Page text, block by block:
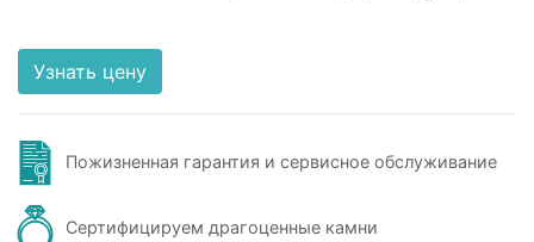
Узнать цену
Пожизненная гарантия и сервисное обслуживание
Сертифицируем драгоценные камни